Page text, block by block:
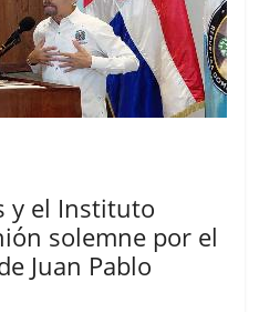
y el Instituto
solemne por el
Juan Pablo